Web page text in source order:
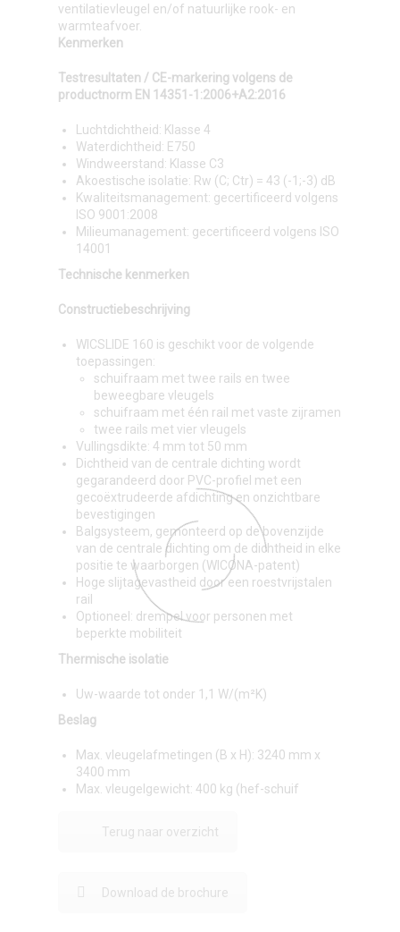
ventilatievleugel en/of natuurlijke rook- en
warmteafvoer.
Kenmerken
Testresultaten / CE-markering volgens de
productnorm EN 14351-1:2006+A2:2016
Luchtdichtheid: Klasse 4
Waterdichtheid: E750
Windweerstand: Klasse C3
Akoestische isolatie: Rw (C; Ctr) = 43 (-1;-3) dB
Kwaliteitsmanagement: gecertificeerd volgens
ISO 9001:2008
Milieumanagement: gecertificeerd volgens ISO
14001
Technische kenmerken
Constructiebeschrijving
WICSLIDE 160 is geschikt voor de volgende
toepassingen:
schuifraam met twee rails en twee
beweegbare vleugels
schuifraam met één rail met vaste zijramen
twee rails met vier vleugels
Vullingsdikte: 4 mm tot 50 mm
Dichtheid van de centrale dichting wordt
gegarandeerd door PVC-profiel met een
gecoëxtrudeerde afdichting en onzichtbare
bevestigingen
Balgsysteem, gemonteerd op de bovenzijde
van de centrale dichting om de dichtheid in elke
positie te waarborgen (WICONA-patent)
Hoge slijtagevastheid door een roestvrijstalen
rail
Optioneel: drempel voor personen met
beperkte mobiliteit
Thermische isolatie
Uw-waarde tot onder 1,1 W/(m²K)
Beslag
Max. vleugelafmetingen (B x H): 3240 mm x
3400 mm
Max. vleugelgewicht: 400 kg (hef-schuif
Terug naar overzicht
Download de brochure